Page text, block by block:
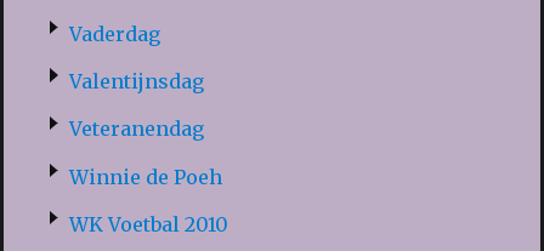
Vaderdag
Valentijnsdag
Veteranendag
Winnie de Poeh
WK Voetbal 2010